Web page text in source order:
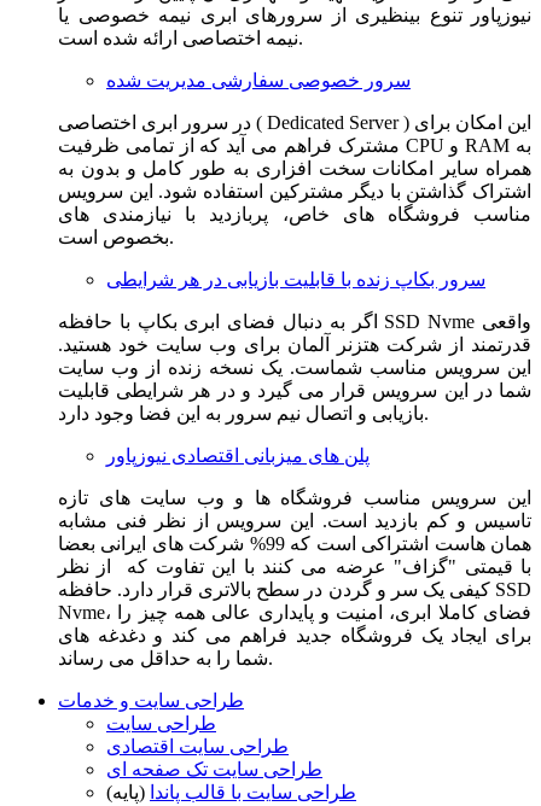
نیوزپاور تنوع بینظیری از سرورهای ابری نیمه خصوصی یا
نیمه اختصاصی ارائه شده است.
سرور خصوصی سفارشی مدیریت شده
در سرور ابری اختصاصی ( Dedicated Server ) این امکان برای
مشترک فراهم می آید که از تمامی ظرفیت CPU و RAM به
همراه سایر امکانات سخت افزاری به طور کامل و بدون به
اشتراک گذاشتن با دیگر مشترکین استفاده شود. این سرویس
مناسب فروشگاه های خاص، پربازدید با نیازمندی های
بخصوص است.
سرور بکاپ زنده با قابلیت بازیابی در هر شرایطی
اگر به دنبال فضای ابری بکاپ با حافظه SSD Nvme واقعی
قدرتمند از شرکت هتزنر آلمان برای وب سایت خود هستید.
این سرویس مناسب شماست. یک نسخه زنده از وب سایت
شما در این سرویس قرار می گیرد و در هر شرایطی قابلیت
بازیابی و اتصال نیم سرور به این فضا وجود دارد.
پلن های میزبانی اقتصادی نیوزپاور
این سرویس مناسب فروشگاه ها و وب سایت های تازه
تاسیس و کم بازدید است. این سرویس از نظر فنی مشابه
همان هاست اشتراکی است که 99% شرکت های ایرانی بعضا
با قیمتی "گزاف" عرضه می کنند با این تفاوت که از نظر
کیفی یک سر و گردن در سطح بالاتری قرار دارد. حافظه SSD
Nvme، فضای کاملا ابری، امنیت و پایداری عالی همه چیز را
برای ایجاد یک فروشگاه جدید فراهم می کند و دغدغه های
شما را به حداقل می رساند.
طراحی سایت و خدمات
طراحی سایت
طراحی سایت اقتصادی
طراحی سایت تک صفحه ای
طراحی سایت با قالب پاندا (پایه)